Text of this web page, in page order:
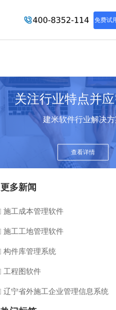
免费试
关注行业特点并
建米软件行业解决
查看详情
更多新闻
施工成本管理软件
施工工地管理软件
构件库管理系统
工程图软件
辽宁省外施工企业管理信息系统